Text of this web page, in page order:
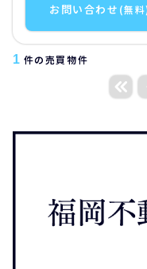
お問い合わせ (無
1 件の売買物件